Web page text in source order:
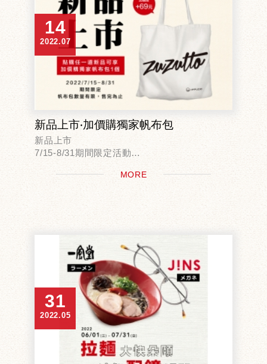
14
2022.07
新品上市‧加價購獨家帆布包
新品上市
7/15-8/31期間限定活動
就可以用69元加價購獨家時尚帆布包！
MORE
31
2022.05